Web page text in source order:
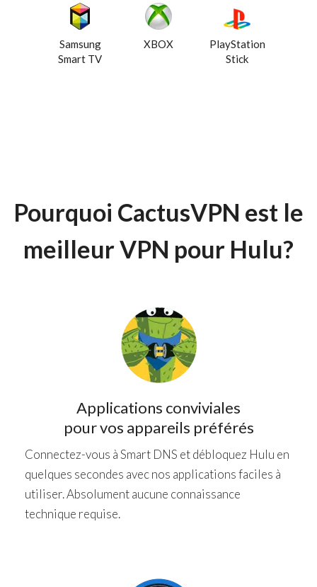
Samsung
Smart TV
XBOX
PlayStation
Stick
Pourquoi CactusVPN est le
meilleur VPN pour Hulu?
Applications conviviales
pour vos appareils préférés
Connectez-vous à Smart DNS et débloquez Hulu en
quelques secondes avec nos applications faciles à
utiliser. Absolument aucune connaissance
technique requise.